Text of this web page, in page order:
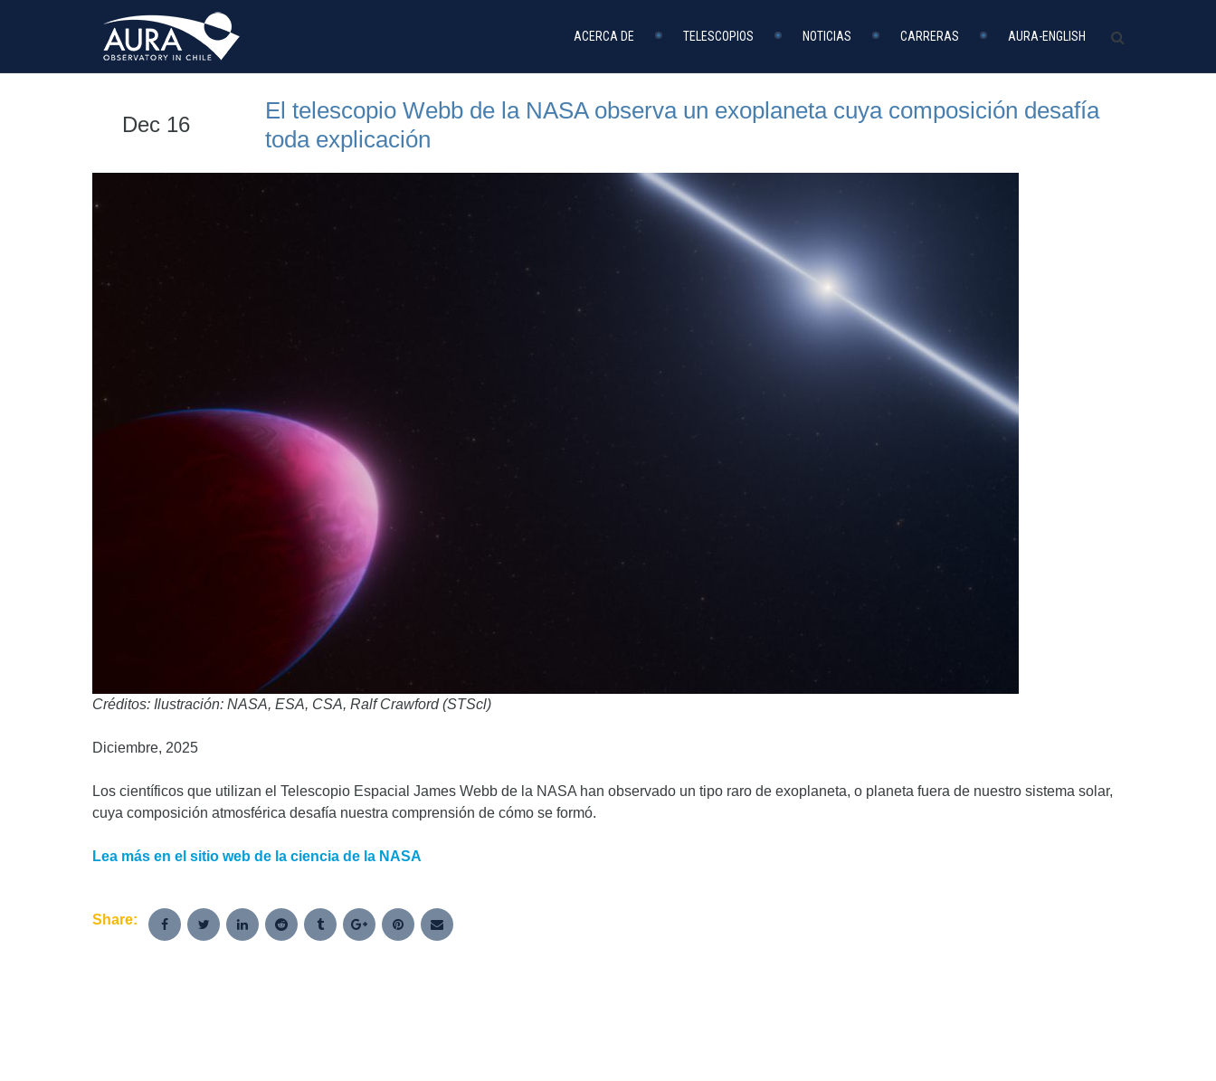
ACERCA DE TELESCOPIOS NOTICIAS CARRERAS AURA-ENGLISH
Dec 16
El telescopio Webb de la NASA observa un exoplaneta cuya composición desafía
toda explicación
Créditos: Ilustración: NASA, ESA, CSA, Ralf Crawford (STScl)
Diciembre, 2025
Los científicos que utilizan el Telescopio Espacial James Webb de la NASA han observado un tipo raro de exoplaneta, o planeta fuera de nuestro sistema solar,
cuya composición atmosférica desafía nuestra comprensión de cómo se formó.
Lea más en el sitio web de la ciencia de la NASA
Share: